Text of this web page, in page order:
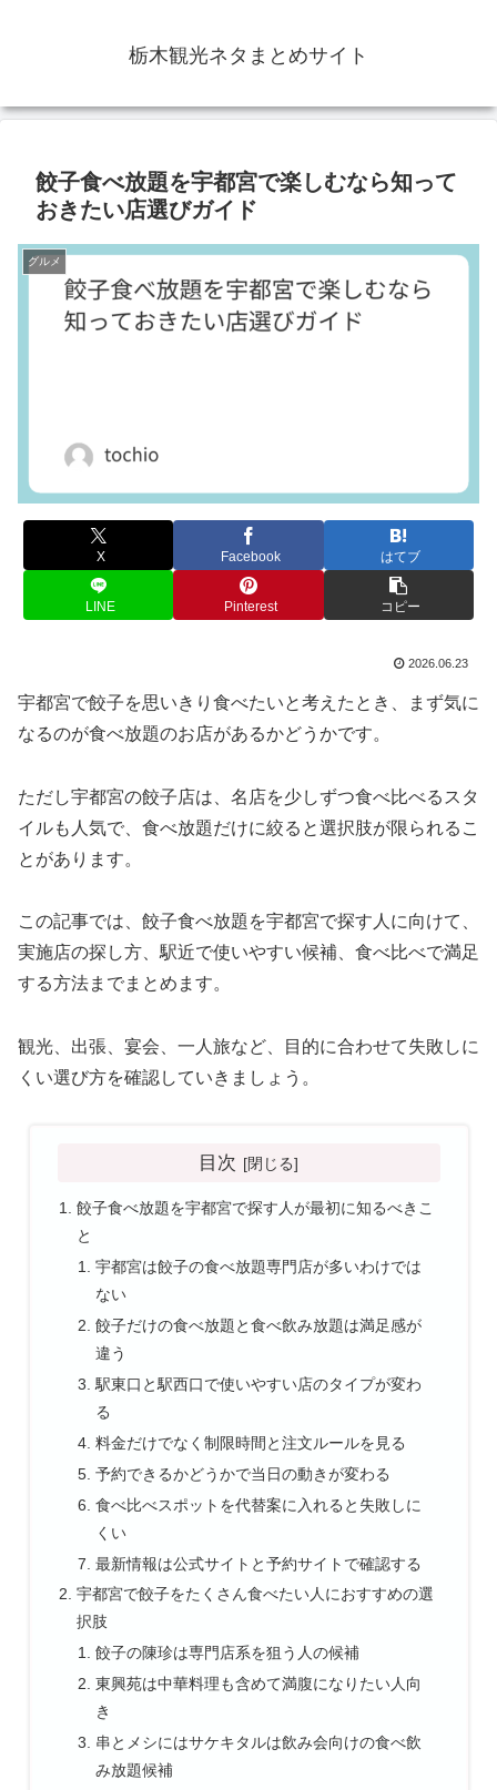
栃木観光ネタまとめサイト
餃子食べ放題を宇都宮で楽しむなら知って
おきたい店選びガイド
グルメ
X Facebook はてブ
LINE Pinterest コピー
2026.06.23
宇都宮で餃子を思いきり食べたいと考えたとき、まず気に
なるのが食べ放題のお店があるかどうかです。
ただし宇都宮の餃子店は、名店を少しずつ食べ比べるスタ
イルも人気で、食べ放題だけに絞ると選択肢が限られるこ
とがあります。
この記事では、餃子食べ放題を宇都宮で探す人に向けて、
実施店の探し方、駅近で使いやすい候補、食べ比べで満足
する方法までまとめます。
観光、出張、宴会、一人旅など、目的に合わせて失敗しに
くい選び方を確認していきましょう。
目次
餃子食べ放題を宇都宮で探す人が最初に知るべきこ
と
宇都宮は餃子の食べ放題専門店が多いわけでは
ない
餃子だけの食べ放題と食べ飲み放題は満足感が
違う
駅東口と駅西口で使いやすい店のタイプが変わ
る
料金だけでなく制限時間と注文ルールを見る
予約できるかどうかで当日の動きが変わる
食べ比べスポットを代替案に入れると失敗しに
くい
最新情報は公式サイトと予約サイトで確認する
宇都宮で餃子をたくさん食べたい人におすすめの選
択肢
餃子の陳珍は専門店系を狙う人の候補
東興苑は中華料理も含めて満腹になりたい人向
き
串とメシにはサケキタルは飲み会向けの食べ飲
み放題候補